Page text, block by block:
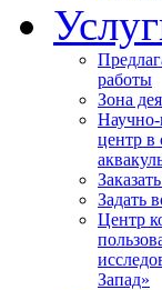
работы
Зона
Научно-
центр в
Задать
Центр
Запад»